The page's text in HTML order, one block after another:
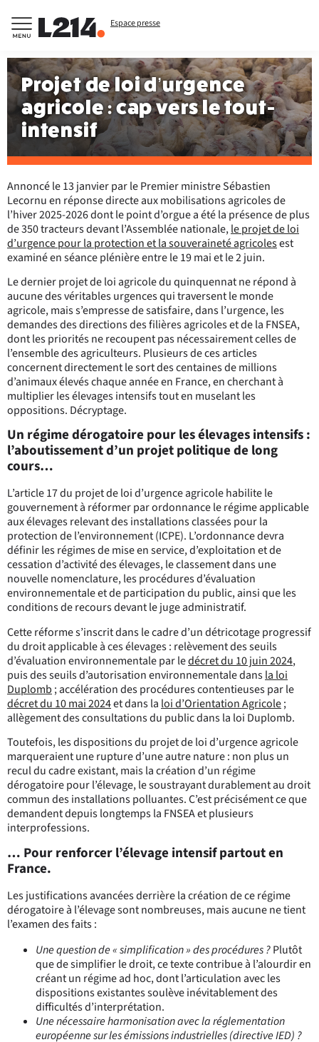
Espace presse
Projet de loi d’urgence
agricole : cap vers le tout-
intensif
Annoncé le 13 janvier par le Premier ministre Sébastien
Lecornu en réponse directe aux mobilisations agricoles de
l’hiver 2025-2026 dont le point d’orgue a été la présence de plus
de 350 tracteurs devant l’Assemblée nationale,le projet de loi
d’urgence pour la protection et la souveraineté agricolesest
examiné en séance plénière entre le 19 mai et le 2 juin.
Le dernier projet de loi agricole du quinquennat ne répond à
aucune des véritables urgences qui traversent le monde
agricole, mais s’empresse de satisfaire, dans l’urgence, les
demandes des directions des filières agricoles et de la FNSEA,
dont les priorités ne recoupent pas nécessairement celles de
l’ensemble des agriculteurs. Plusieurs de ces articles
concernent directement le sort des centaines de millions
d’animaux élevés chaque année en France, en cherchant à
multiplier les élevages intensifs tout en muselant les
oppositions. Décryptage.
Un régime dérogatoire pour les élevages intensifs :
l’aboutissement d’un projet politique de long
cours…
L’article 17 du projet de loi d’urgence agricole habilite le
gouvernement à réformer par ordonnance le régime applicable
aux élevages relevant des installations classées pour la
protection de l’environnement (ICPE). L’ordonnance devra
définir les régimes de mise en service, d’exploitation et de
cessation d’activité des élevages, le classement dans une
nouvelle nomenclature, les procédures d’évaluation
environnementale et de participation du public, ainsi que les
conditions de recours devant le juge administratif.
Cette réforme s’inscrit dans le cadre d’un détricotage progressif
du droit applicable à ces élevages : relèvement des seuils
d’évaluation environnementale par ledécret du 10 juin 2024,
puis des seuils d’autorisation environnementale dansla loi
Duplomb ; accélération des procédures contentieuses par le
décret du 10 mai 2024et dans la loi d’Orientation Agricole;
allègement des consultations du public dans la loi Duplomb.
Toutefois, les dispositions du projet de loi d’urgence agricole
marqueraient une rupture d’une autre nature : non plus un
recul du cadre existant, mais la création d’un régime
dérogatoire pour l’élevage, le soustrayant durablement au droit
commun des installations polluantes. C’est précisément ce que
demandent depuis longtemps la FNSEA et plusieurs
interprofessions.
… Pour renforcer l’élevage intensif partout en
France.
Les justifications avancées derrière la création de ce régime
dérogatoire à l’élevage sont nombreuses, mais aucune ne tient
l’examen des faits :
Une question de « simplification » des procédures ?Plutôt
que de simplifier le droit, ce texte contribue à l’alourdir en
créant un régime ad hoc, dont l’articulation avec les
dispositions existantes soulève inévitablement des
difficultés d’interprétation.
Une nécessaire harmonisation avec la réglementation
européenne sur les émissions industrielles (directive IED) ?